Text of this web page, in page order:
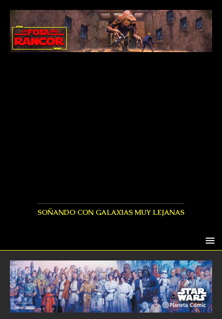
SOÑANDO CON GALAXIAS MUY LEJANAS